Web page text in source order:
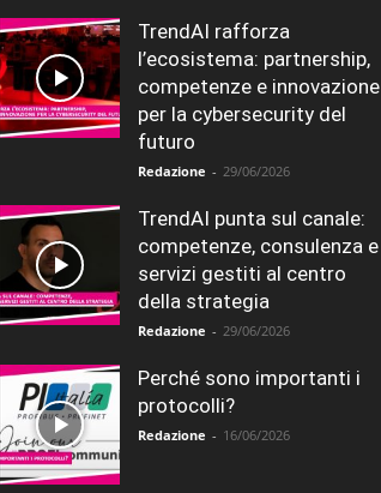
TrendAI rafforza
l’ecosistema: partnership,
competenze e innovazione
per la cybersecurity del
futuro
Redazione - 29/06/2026
TrendAI punta sul canale:
competenze, consulenza e
servizi gestiti al centro
della strategia
Redazione - 29/06/2026
Perché sono importanti i
protocolli?
Redazione - 16/06/2026